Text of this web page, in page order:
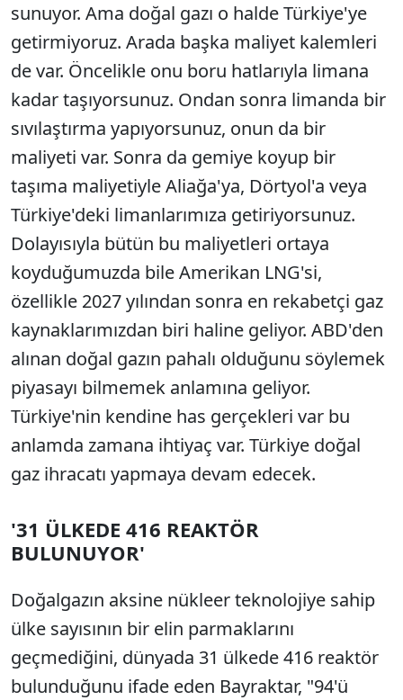
sunuyor. Ama doğal gazı o halde Türkiye'ye
getirmiyoruz. Arada başka maliyet kalemleri
de var. Öncelikle onu boru hatlarıyla limana
kadar taşıyorsunuz. Ondan sonra limanda bir
sıvılaştırma yapıyorsunuz, onun da bir
maliyeti var. Sonra da gemiye koyup bir
taşıma maliyetiyle Aliağa'ya, Dörtyol'a veya
Türkiye'deki limanlarımıza getiriyorsunuz.
Dolayısıyla bütün bu maliyetleri ortaya
koyduğumuzda bile Amerikan LNG'si,
özellikle 2027 yılından sonra en rekabetçi gaz
kaynaklarımızdan biri haline geliyor. ABD'den
alınan doğal gazın pahalı olduğunu söylemek
piyasayı bilmemek anlamına geliyor.
Türkiye'nin kendine has gerçekleri var bu
anlamda zamana ihtiyaç var. Türkiye doğal
gaz ihracatı yapmaya devam edecek.
'31 ÜLKEDE 416 REAKTÖR
BULUNUYOR'
Doğalgazın aksine nükleer teknolojiye sahip
ülke sayısının bir elin parmaklarını
geçmediğini, dünyada 31 ülkede 416 reaktör
bulunduğunu ifade eden Bayraktar, "94'ü